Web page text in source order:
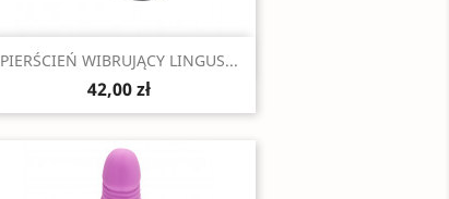
Szybki podgląd
PIERŚCIEŃ WIBRUJĄCY LINGUS...
42,00 zł